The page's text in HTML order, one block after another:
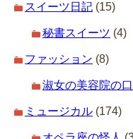
スイーツ日記 (15)
秘書スイーツ (4)
ファッション (8)
淑女の美容院の口
ミュージカル (174)